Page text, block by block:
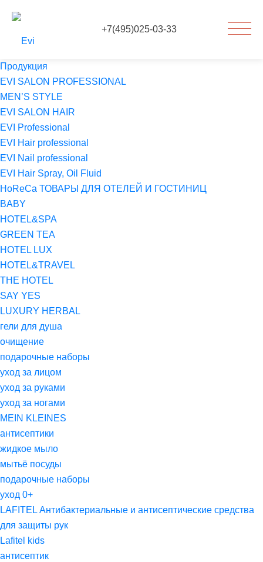
+7(495)025-03-33
Продукция
EVI SALON PROFESSIONAL
MEN’S STYLE
EVI SALON HAIR
EVI Professional
EVI Hair professional
EVI Nail professional
EVI Hair Spray, Oil Fluid
HoReCa ТОВАРЫ ДЛЯ ОТЕЛЕЙ И ГОСТИНИЦ
BABY
HOTEL&SPA
GREEN TEA
HOTEL LUX
HOTEL&TRAVEL
THE HOTEL
SAY YES
LUXURY HERBAL
гели для душа
очищение
подарочные наборы
уход за лицом
уход за руками
уход за ногами
MEIN KLEINES
антисептики
жидкое мыло
мытьё посуды
подарочные наборы
уход 0+
LAFITEL Антибактериальные и антисептические средства
для защиты рук
Lafitel kids
антисептик